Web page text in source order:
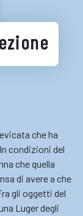
che ha
condizioni del
che quella
di avere a che
gli oggetti del
Luger degli